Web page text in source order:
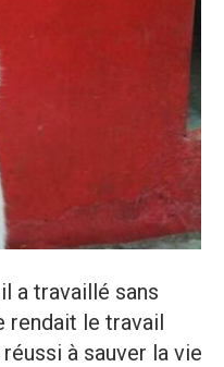
a travaillé sans
rendait le travail
à sauver la vie